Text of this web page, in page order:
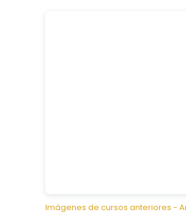
Imágenes de cursos anteriores -